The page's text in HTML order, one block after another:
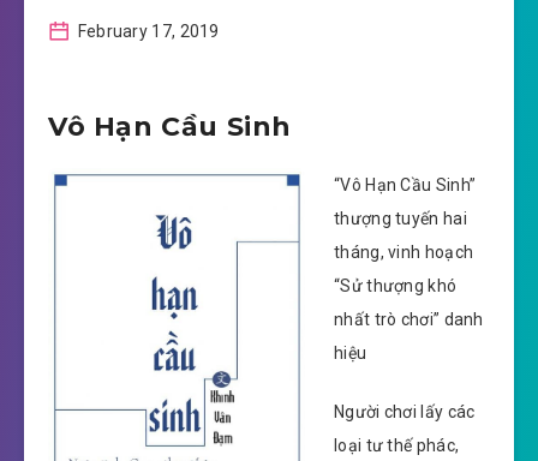
February 17, 2019
Vô Hạn Cầu Sinh
“Vô Hạn Cầu Sinh”
thượng tuyến hai
tháng, vinh hoạch
“Sử thượng khó
nhất trò chơi” danh
hiệu
Người chơi lấy các
loại tư thế phác,